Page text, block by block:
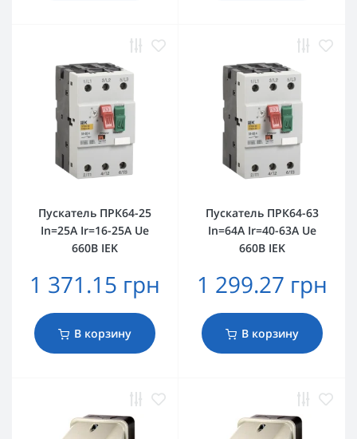
Пускатель ПРК64-25
In=25A Ir=16-25A Ue
660В IEK
1 371.15 грн
В корзину
Пускатель ПРК64-63
In=64A Ir=40-63A Ue
660В IEK
1 299.27 грн
В корзину